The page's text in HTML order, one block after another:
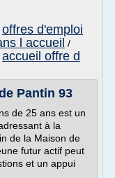
offres d'emploi
l accueil /
accueil offre d
Pantin 93
de 25 ans est un
à la
de la Maison de
futur actif peut
et un appui